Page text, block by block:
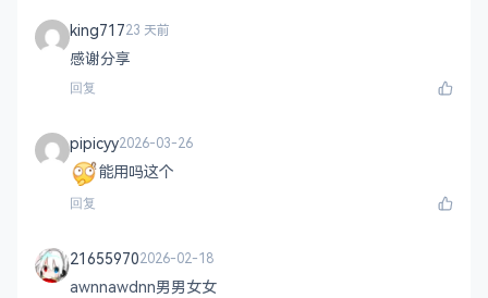
king71723 天前
感谢分享
回复
pipicyy2026-03-26
能用吗这个
回复
216559702026-02-18
awnnawdnn男男女女